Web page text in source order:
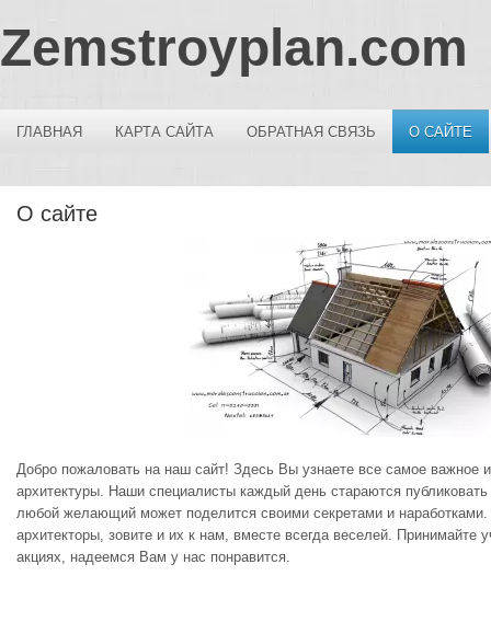
Zemstroyplan.com
ГЛАВНАЯ КАРТА САЙТА ОБРАТНАЯ СВЯЗЬ О САЙТЕ
О сайте
Добро пожаловать на наш сайт! Здесь Вы узнаете все самое важное
архитектуры. Наши специалисты каждый день стараются
любой желающий может поделится своими секретами и
архитекторы, зовите и их к нам, вместе всегда веселей. Принимайте
акциях, надеемся Вам у нас понравится.